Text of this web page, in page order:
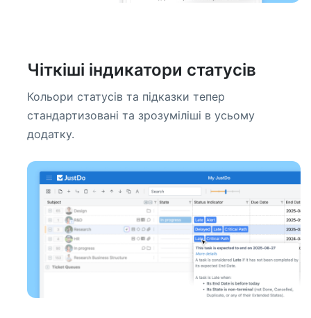
Чіткіші індикатори статусів
Кольори статусів та підказки тепер
стандартизовані та зрозуміліші в усьому
додатку.